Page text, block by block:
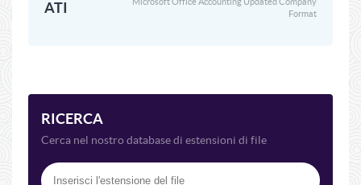
ATI
Format
RICERCA
Cerca nel nostro database di estensioni di file